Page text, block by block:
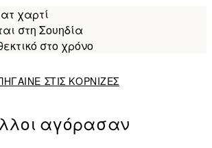
χαρτί
στη Σουηδία
στο χρόνο
ΣΤΙΣ ΚΟΡΝΙΖΕΣ
αγόρασαν